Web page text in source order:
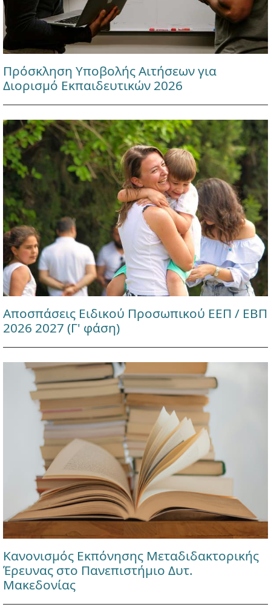
Πρόσκληση Υποβολής Αιτήσεων για
Διορισμό Εκπαιδευτικών 2026
Αποσπάσεις Ειδικού Προσωπικού ΕΕΠ / ΕΒΠ
2026 2027 (Γ' φάση)
Κανονισμός Εκπόνησης Μεταδιδακτορικής
Έρευνας στο Πανεπιστήμιο Δυτ.
Μακεδονίας